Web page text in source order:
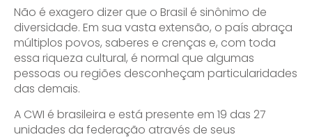
Não é exagero dizer que o Brasil é sinônimo de
diversidade. Em sua vasta extensão, o país abraça
múltiplos povos, saberes e crenças e, com toda
essa riqueza cultural, é normal que algumas
pessoas ou regiões desconheçam particularidades
das demais.
A CWI é brasileira e está presente em 19 das 27
unidades da federação através de seus